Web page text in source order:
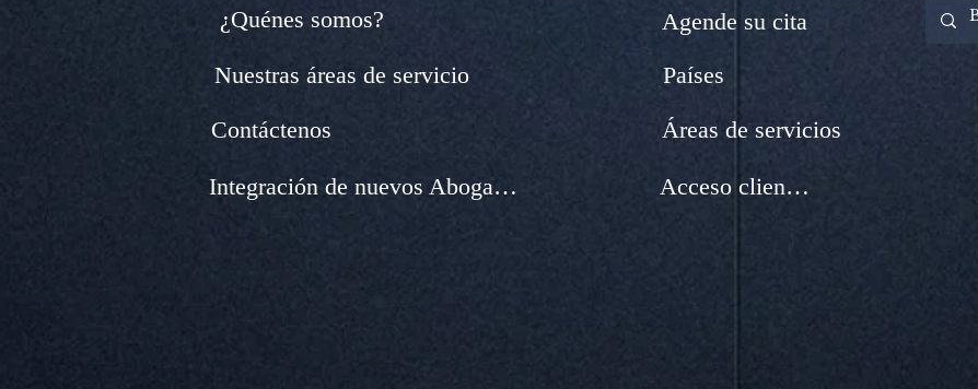
¿Quénes somos?
Nuestras áreas de servicio
Contáctenos
Integración de nuevos Abogados
Agende su cita
Países
Áreas de servicios
Acceso clientes